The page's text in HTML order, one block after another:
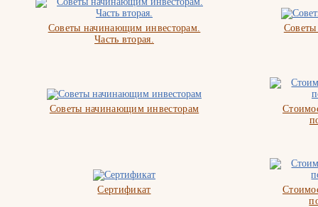
Советы начинающим инвесторам.
Часть вторая.
Советы начинающим инвесторам
Сертификат